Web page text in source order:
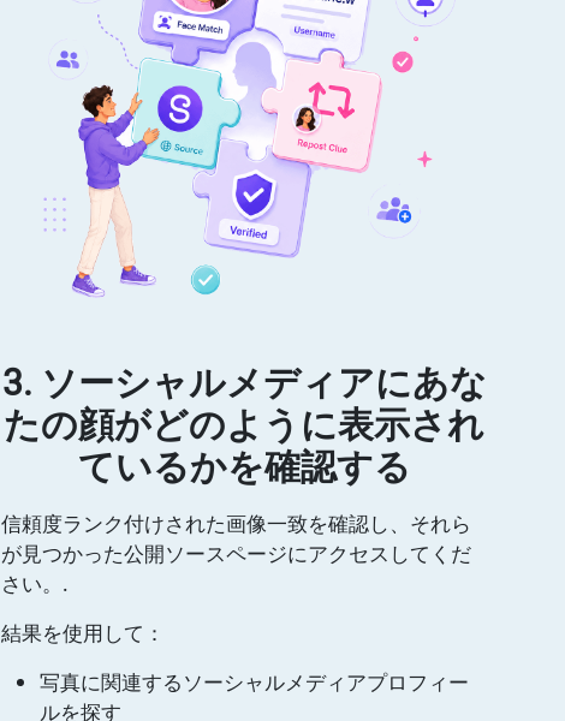
3. ソーシャルメディアにあな
たの顔がどのように表示され
ているかを確認する
信頼度ランク付けされた画像一致を確認し、それら
が見つかった公開ソースページにアクセスしてくだ
さい。.
結果を使用して：
写真に関連するソーシャルメディアプロフィー
ルを探す